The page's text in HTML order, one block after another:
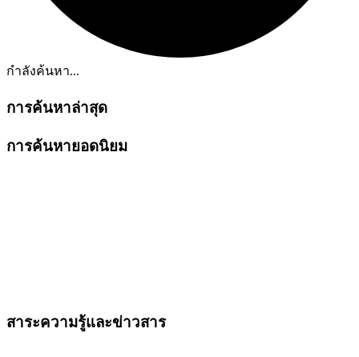
กำลังค้นหา...
การค้นหาล่าสุด
การค้นหายอดนิยม
สาระความรู้และข่าวสาร